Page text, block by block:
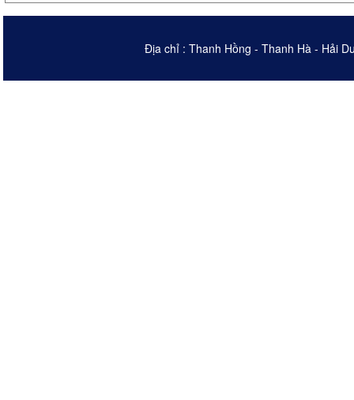
Địa chỉ : Thanh Hồng - Thanh Hà - Hải